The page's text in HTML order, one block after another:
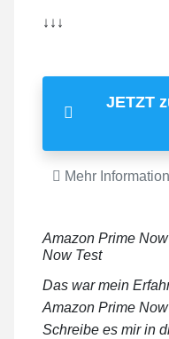
↓↓↓
JETZT
Mehr
Amazon Prime
Now Test
Das war mein
Amazon Prime
Schreibe es mir in